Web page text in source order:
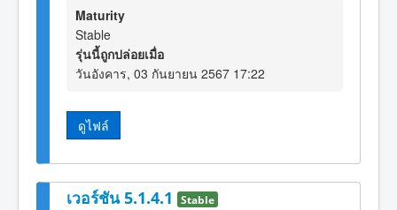
Maturity
Stable
รุ่นนี้ถูกปล่อยเมื่อ
วันอังคาร, 03 กันยายน 2567 17:22
ดูไฟล์
เวอร์ชัน 5.1.4.1 Stable